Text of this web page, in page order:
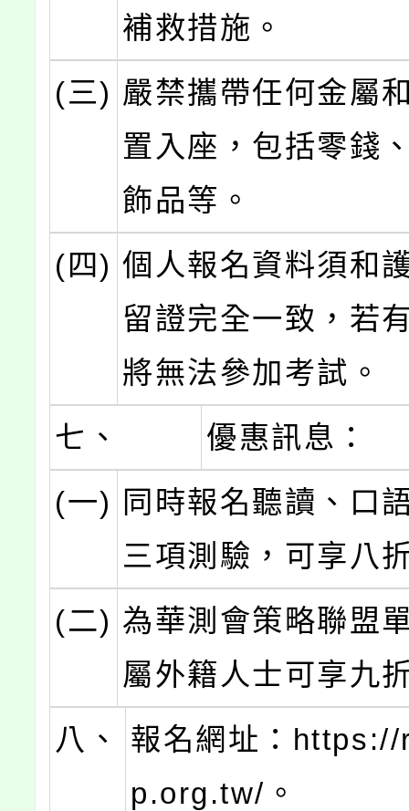
補救措施。
(三) 嚴禁攜帶任何金屬
置入座，包括零錢
飾品等。
(四) 個人報名資料須和
留證完全一致，若
將無法參加考試。
七、
優惠訊息：
(一) 同時報名聽讀、口
三項測驗，可享八
(二) 為華測會策略聯盟
屬外籍人士可享九
八、
報名網址：
p.org.tw/。